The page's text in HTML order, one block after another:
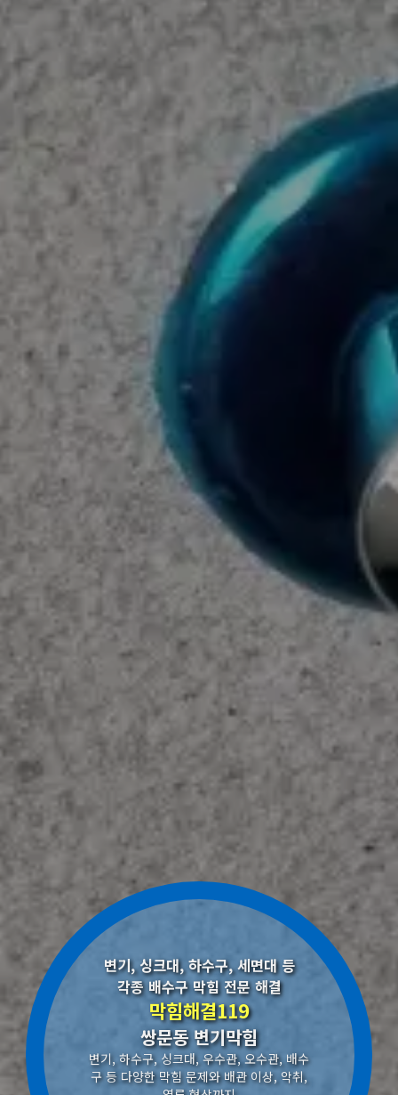
변기, 싱크대, 하수구, 세면대 등
각종 배수구 막힘 전문 해결
막힘해결119
쌍문동 변기막힘
변기, 하수구, 싱크대, 우수관, 오수관, 배수
구 등 다양한 막힘 문제와 배관 이상, 악취,